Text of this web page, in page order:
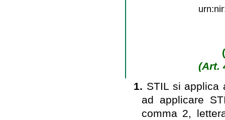
(Art.
1. STIL si applica
ad applicare
comma 2,